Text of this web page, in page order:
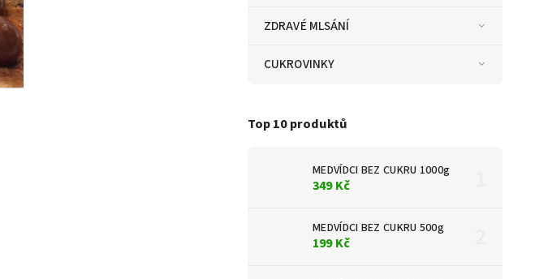
ZDRAVÉ MLSÁNÍ
CUKROVINKY
Top 10 produktů
MEDVÍDCI BEZ CUKRU 1000g
349 Kč
MEDVÍDCI BEZ CUKRU 500g
199 Kč